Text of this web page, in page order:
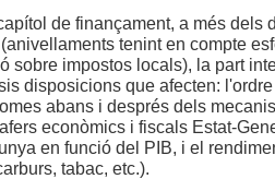
de finançament, a més dels
tenint en compte
sobre impostos locals), la part
disposicions que afecten:
abans i després dels
econòmics i fiscals Estat-
en funció del PIB, i el
tabac, etc.).